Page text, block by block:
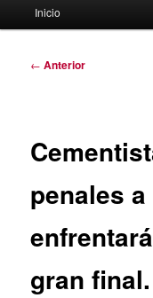
Inicio
Navegación
← Anterior
penales
gran final.